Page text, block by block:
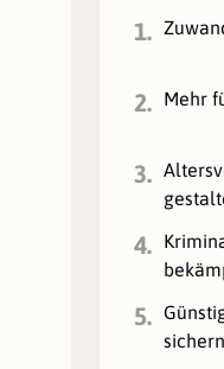
1.
2. Mehr
3.
4.
5.
sichern